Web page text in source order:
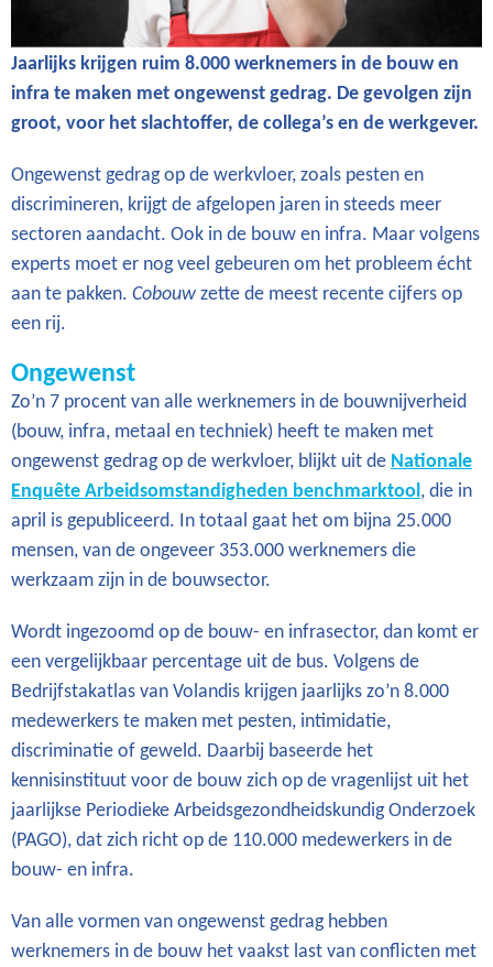
Jaarlijks krijgen ruim 8.000 werknemers in de bouw en
infra te maken met ongewenst gedrag. De gevolgen zijn
groot, voor het slachtoffer, de collega’s en de werkgever.
Ongewenst gedrag op de werkvloer, zoals pesten en
discrimineren, krijgt de afgelopen jaren in steeds meer
sectoren aandacht. Ook in de bouw en infra. Maar volgens
experts moet er nog veel gebeuren om het probleem écht
aan te pakken. Cobouw zette de meest recente cijfers op
een rij.
Ongewenst
Zo’n 7 procent van alle werknemers in de bouwnijverheid
(bouw, infra, metaal en techniek) heeft te maken met
ongewenst gedrag op de werkvloer, blijkt uit de Nationale
Enquête Arbeidsomstandigheden benchmarktool, die in
april is gepubliceerd. In totaal gaat het om bijna 25.000
mensen, van de ongeveer 353.000 werknemers die
werkzaam zijn in de bouwsector.
Wordt ingezoomd op de bouw- en infrasector, dan komt er
een vergelijkbaar percentage uit de bus. Volgens de
Bedrijfstakatlas van Volandis krijgen jaarlijks zo’n 8.000
medewerkers te maken met pesten, intimidatie,
discriminatie of geweld. Daarbij baseerde het
kennisinstituut voor de bouw zich op de vragenlijst uit het
jaarlijkse Periodieke Arbeidsgezondheidskundig Onderzoek
(PAGO), dat zich richt op de 110.000 medewerkers in de
bouw- en infra.
Van alle vormen van ongewenst gedrag hebben
werknemers in de bouw het vaakst last van conflicten met